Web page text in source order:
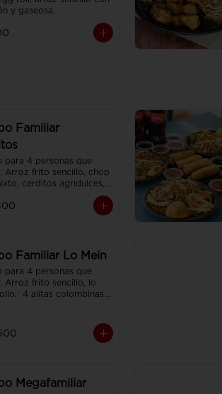
y gaseosa.
Familiar
para 4 personas que
Arroz frito sencillo, chop
cerditos agridulces,
plato individual.
Familiar Lo Mein
para 4 personas que
Arroz frito sencillo, lo
4 alitas colombinas,
Megafamiliar